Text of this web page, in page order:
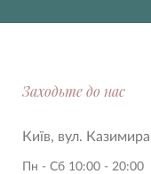
Заходьте до нас
Київ, вул.
Пн - Сб 10:00 - 20:00